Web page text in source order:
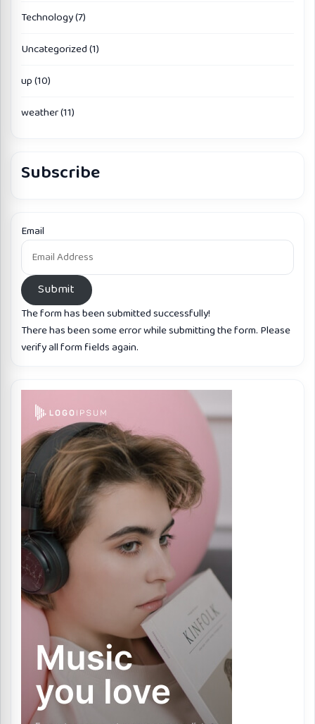
Technology(7)
Uncategorized(1)
up(10)
weather(11)
Subscribe
Email
Submit
The form has been submitted successfully!
There has been some error while submitting the form. Please
verify all form fields again.